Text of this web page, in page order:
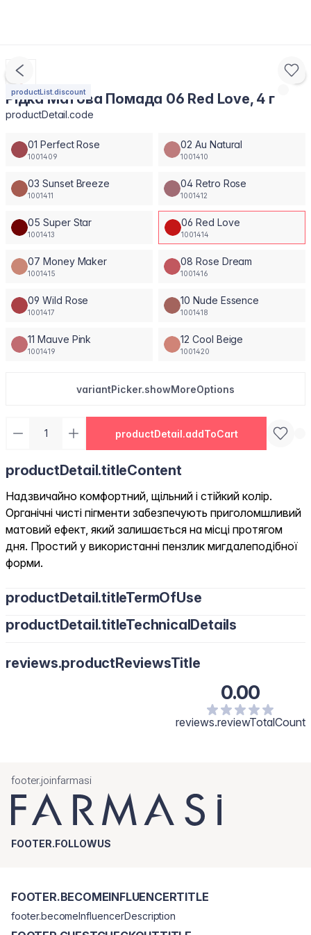
productList.discount
Рідка Матова Помада 06 Red Love, 4 г
productDetail.code
01 Perfect Rose
1001409
02 Au Natural
1001410
03 Sunset Breeze
1001411
04 Retro Rose
1001412
05 Super Star
1001413
06 Red Love
1001414
07 Money Maker
1001415
08 Rose Dream
1001416
09 Wild Rose
1001417
10 Nude Essence
1001418
11 Mauve Pink
1001419
12 Cool Beige
1001420
variantPicker.showMoreOptions
productDetail.addToCart
productDetail.titleContent
Надзвичайно комфортний, щільний і стійкий колір.
Органічні чисті пігменти забезпечують приголомшливий
матовий ефект, який залишається на місці протягом
дня. Простий у використанні пензлик мигдалеподібної
форми.
productDetail.titleTermOfUse
productDetail.titleTechnicalDetails
reviews.productReviewsTitle
0.00
reviews.reviewTotalCount
footer.joinfarmasi
FOOTER.FOLLOWUS
FOOTER.BECOMEINFLUENCERTITLE
footer.becomeInfluencerDescription